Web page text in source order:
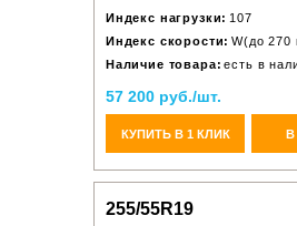
Индекс нагрузки: 107
Индекс скорости: W(до 270
Наличие товара: есть в
57 200 руб./шт.
КУПИТЬ В 1 КЛИК В
255/55R19